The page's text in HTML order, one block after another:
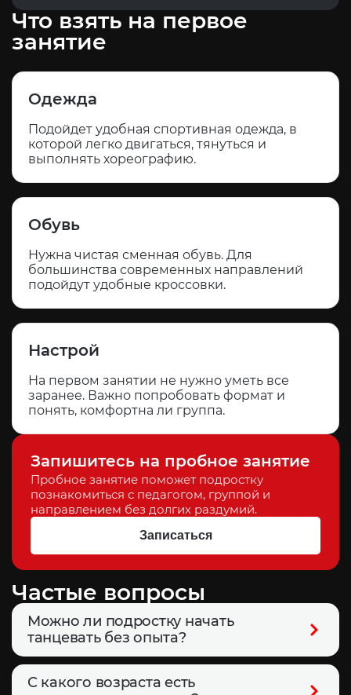
Что взять на первое
занятие
Одежда
Подойдет удобная спортивная одежда, в
которой легко двигаться, тянуться и
выполнять хореографию.
Обувь
Нужна чистая сменная обувь. Для
большинства современных направлений
подойдут удобные кроссовки.
Настрой
На первом занятии не нужно уметь все
заранее. Важно попробовать формат и
понять, комфортна ли группа.
Запишитесь на пробное занятие
Пробное занятие поможет подростку
познакомиться с педагогом, группой и
направлением без долгих раздумий.
Записаться
Частые вопросы
Можно ли подростку начать
танцевать без опыта?
Да. В MOD можно прийти на пробное
поможет выбрать группу по возрасту и
С какого возраста есть